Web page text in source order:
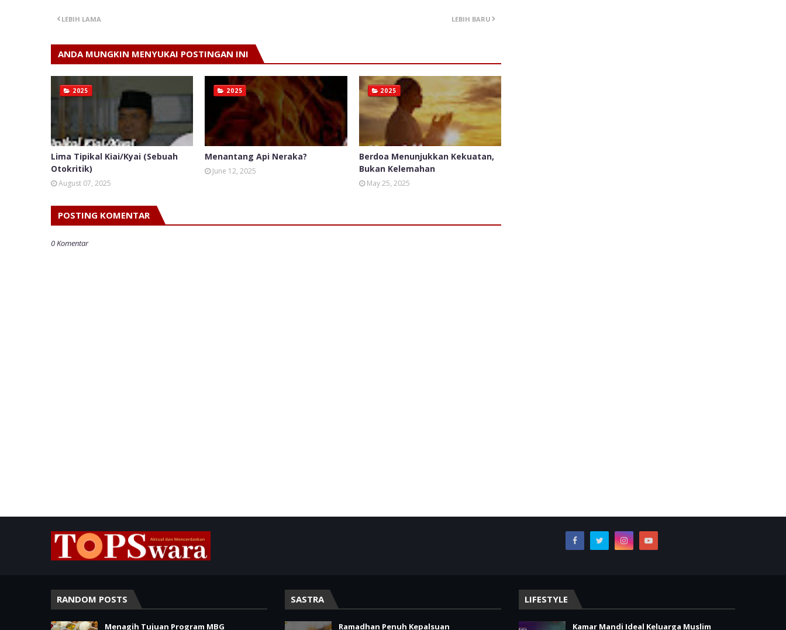
LEBIH BARU
LEBIH LAMA
ANDA MUNGKIN MENYUKAI POSTINGAN INI
2025
Lima Tipikal Kiai/Kyai (Sebuah
Otokritik)
August 07, 2025
2025
Menantang Api Neraka?
June 12, 2025
2025
Berdoa Menunjukkan Kekuatan,
Bukan Kelemahan
May 25, 2025
POSTING KOMENTAR
0 Komentar
RANDOM POSTS
Menagih Tujuan Program MBG
SASTRA
Ramadhan Penuh Kepalsuan
LIFESTYLE
Kamar Mandi Ideal Keluarga Muslim